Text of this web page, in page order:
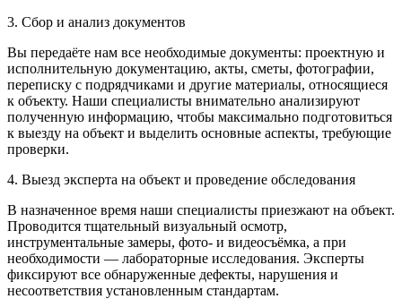
3. Сбор и анализ документов
Вы передаёте нам все необходимые документы: проектную и
исполнительную документацию, акты, сметы, фотографии,
переписку с подрядчиками и другие материалы, относящиеся
к объекту. Наши специалисты внимательно анализируют
полученную информацию, чтобы максимально подготовиться
к выезду на объект и выделить основные аспекты, требующие
проверки.
4. Выезд эксперта на объект и проведение обследования
В назначенное время наши специалисты приезжают на объект.
Проводится тщательный визуальный осмотр,
инструментальные замеры, фото- и видеосъёмка, а при
необходимости — лабораторные исследования. Эксперты
фиксируют все обнаруженные дефекты, нарушения и
несоответствия установленным стандартам.